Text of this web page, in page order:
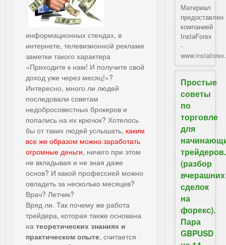
информационных стендах, в
интернете, телевизионной рекламе
заметки такого характера
«Приходите к нам! И получите свой
доход уже через месяц!»?
Интересно, много ли людей
последовали советам
недобросовестных брокеров и
попались на их крючок? Хотелось
бы от таких людей услышать, каким
все же образом можно заработать
огромные деньги, ничего при этом
не вкладывая и не зная даже
основ? И какой профессией можно
овладеть за несколько месяцев?
Врач? Летчик?
Вряд ли. Так почему же работа
трейдера, которая также основана
на теоретических знаниях и
практическом опыте, считается
Материал
предоставлен
компанией
InstaForex
-
Простые
советы
по
торговле
для
трейдеров.
(разбор
вчерашних
сделок
на
форекс).
Пара
GBPUSD